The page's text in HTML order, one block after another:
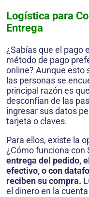
Logística para
Entrega
¿Sabías que el pago
método de pago
online? Aunque esto
las personas se
principal razón es
desconfían de las
ingresar sus datos
tarjeta o claves.
Para ellos, existe la
¿Cómo funciona con
entrega del pedido,
efectivo, o con
reciben su compra.
el dinero en la